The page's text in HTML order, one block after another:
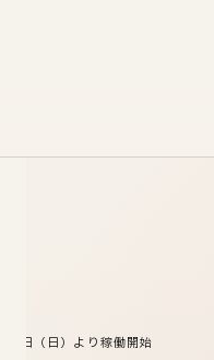
1日（日）より稼働開始